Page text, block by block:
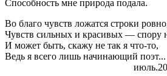
Способность мне природа подала.
Во благо чувств ложатся строки
Чувств сильных и красивых — спору
И может быть, скажу не так я что-то,
Ведь я всего лишь начинающий поэт...